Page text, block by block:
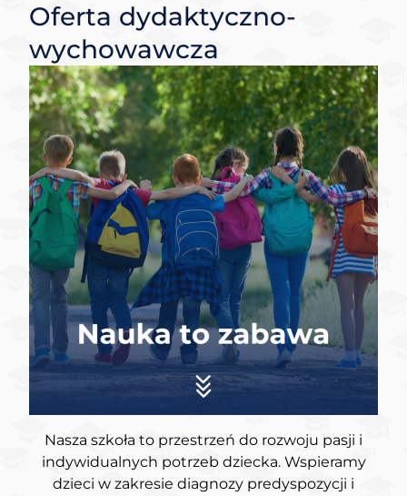
Oferta dydaktyczno-
wychowawcza
Nasza szkoła to przestrzeń do rozwoju pasji i
indywidualnych potrzeb dziecka. Wspieramy
dzieci w zakresie diagnozy predyspozycji i